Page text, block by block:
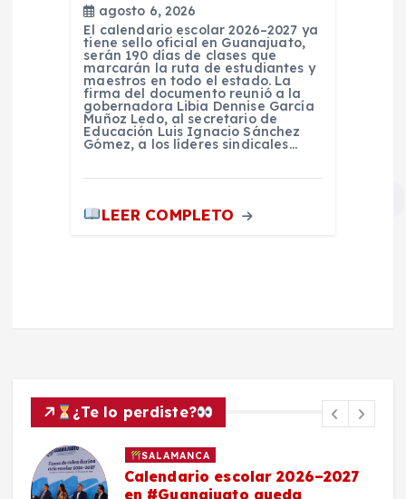
agosto 6, 2026
El calendario escolar 2026–2027 ya
tiene sello oficial en Guanajuato,
serán 190 días de clases que
marcarán la ruta de estudiantes y
maestros en todo el estado. La
firma del documento reunió a la
gobernadora Libia Dennise García
Muñoz Ledo, al secretario de
Educación Luis Ignacio Sánchez
Gómez, a los líderes sindicales…
LEER COMPLETO
¿Te lo perdiste?
SALAMANCA
Calendario escolar 2026–2027
en #Guanajuato queda